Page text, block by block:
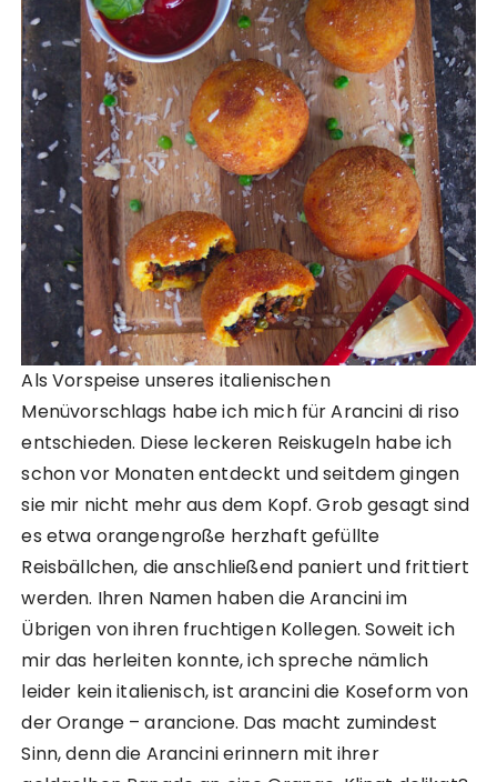
Als Vorspeise unseres italienischen
Menüvorschlags habe ich mich für Arancini di riso
entschieden. Diese leckeren Reiskugeln habe ich
schon vor Monaten entdeckt und seitdem gingen
sie mir nicht mehr aus dem Kopf. Grob gesagt sind
es etwa orangengroße herzhaft gefüllte
Reisbällchen, die anschließend paniert und frittiert
werden. Ihren Namen haben die Arancini im
Übrigen von ihren fruchtigen Kollegen. Soweit ich
mir das herleiten konnte, ich spreche nämlich
leider kein italienisch, ist arancini die Koseform von
der Orange – arancione. Das macht zumindest
Sinn, denn die Arancini erinnern mit ihrer